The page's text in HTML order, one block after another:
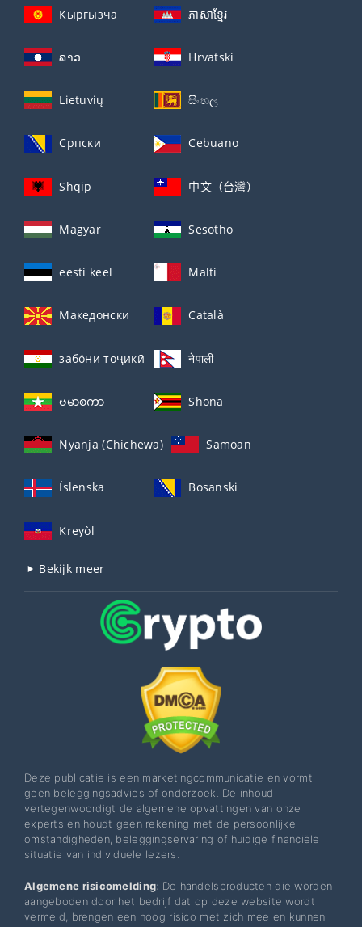
Кыргызча ភាសាខ្មែរ
ລາວ Hrvatski
Lietuvių සිංහල
Српски Cebuano
Shqip 中文（台灣）
Magyar Sesotho
eesti keel Malti
Македонски Català
забо́ни тоҷикӣ́ नेपाली
ဗမာစကာ Shona
Nyanja (Chichewa) Samoan
Íslenska Bosanski
Kreyòl
Bekijk meer
Deze publicatie is een marketingcommunicatie en vormt
geen beleggingsadvies of onderzoek. De inhoud
vertegenwoordigt de algemene opvattingen van onze
experts en houdt geen rekening met de persoonlijke
omstandigheden, beleggingservaring of huidige financiële
situatie van individuele lezers.
Algemene risicomelding: De handelsproducten die worden
aangeboden door het bedrijf dat op deze website wordt
vermeld, brengen een hoog risico met zich mee en kunnen